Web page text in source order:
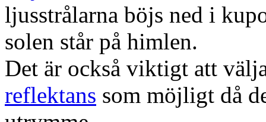
ljusstrålarna böjs ned i
solen står på himlen.
Det är också viktigt att
reflektans som möjligt då